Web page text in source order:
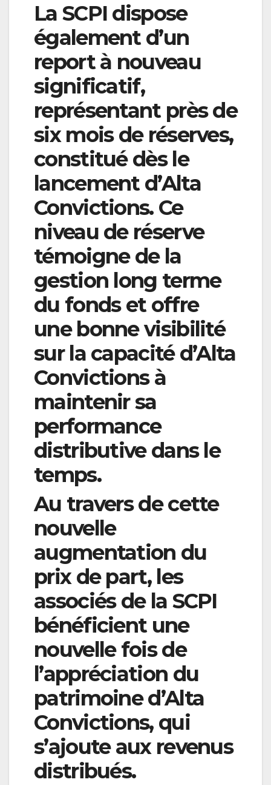
La SCPI dispose
également d’un
report à nouveau
significatif,
représentant près de
six mois de réserves,
constitué dès le
lancement d’Alta
Convictions. Ce
niveau de réserve
témoigne de la
gestion long terme
du fonds et offre
une bonne visibilité
sur la capacité d’Alta
Convictions à
maintenir sa
performance
distributive dans le
temps.
Au travers de cette
nouvelle
augmentation du
prix de part, les
associés de la SCPI
bénéficient une
nouvelle fois de
l’appréciation du
patrimoine d’Alta
Convictions, qui
s’ajoute aux revenus
distribués.